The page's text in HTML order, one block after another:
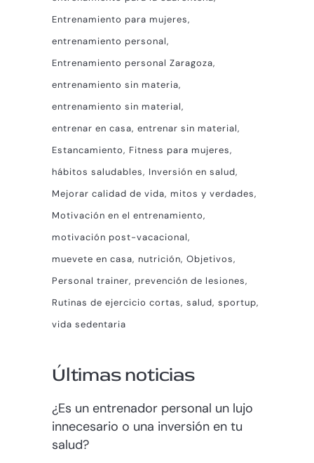
Entrenamiento para mujeres
entrenamiento personal
Entrenamiento personal Zaragoza
entrenamiento sin materia
entrenamiento sin material
entrenar en casa entrenar sin material
Estancamiento
Fitness para mujeres
hábitos saludables
Inversión en salud
Mejorar calidad de vida mitos y verdades
Motivación en el entrenamiento
motivación post-vacacional
muevete en casa nutrición Objetivos
Personal trainer prevención de lesiones
Rutinas de ejercicio cortas salud sportup
vida sedentaria
Últimas noticias
¿Es un entrenador personal un lujo
innecesario o una inversión en tu
salud?